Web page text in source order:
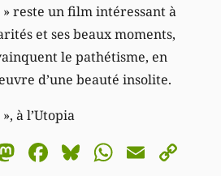
reste un film intéressant à
et ses beaux moments,
le pathétisme, en
d’une beauté insolite.
à l’Utopia
Mastodon
Facebook
BlueskyEmail